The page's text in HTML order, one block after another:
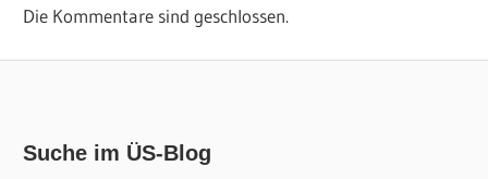
Die Kommentare sind geschlossen.
Suche im ÜS-Blog